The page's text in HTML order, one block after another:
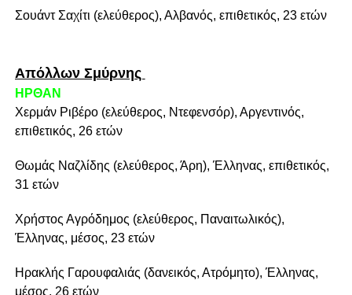
Σουάντ Σαχίτι (ελεύθερος), Αλβανός, επιθετικός, 23 ετών
Απόλλων Σμύρνης
ΗΡΘΑΝ
Χερμάν Ριβέρο (ελεύθερος, Ντεφενσόρ), Αργεντινός,
επιθετικός, 26 ετών
Θωμάς Ναζλίδης (ελεύθερος, Άρη), Έλληνας, επιθετικός,
31 ετών
Χρήστος Αγρόδημος (ελεύθερος, Παναιτωλικός),
Έλληνας, μέσος, 23 ετών
Ηρακλής Γαρουφαλιάς (δανεικός, Ατρόμητο), Έλληνας,
μέσος, 26 ετών